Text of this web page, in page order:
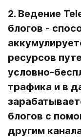
2. Ведение
блогов -
ресурсов
условно-
трафика и в
блогов с
другим